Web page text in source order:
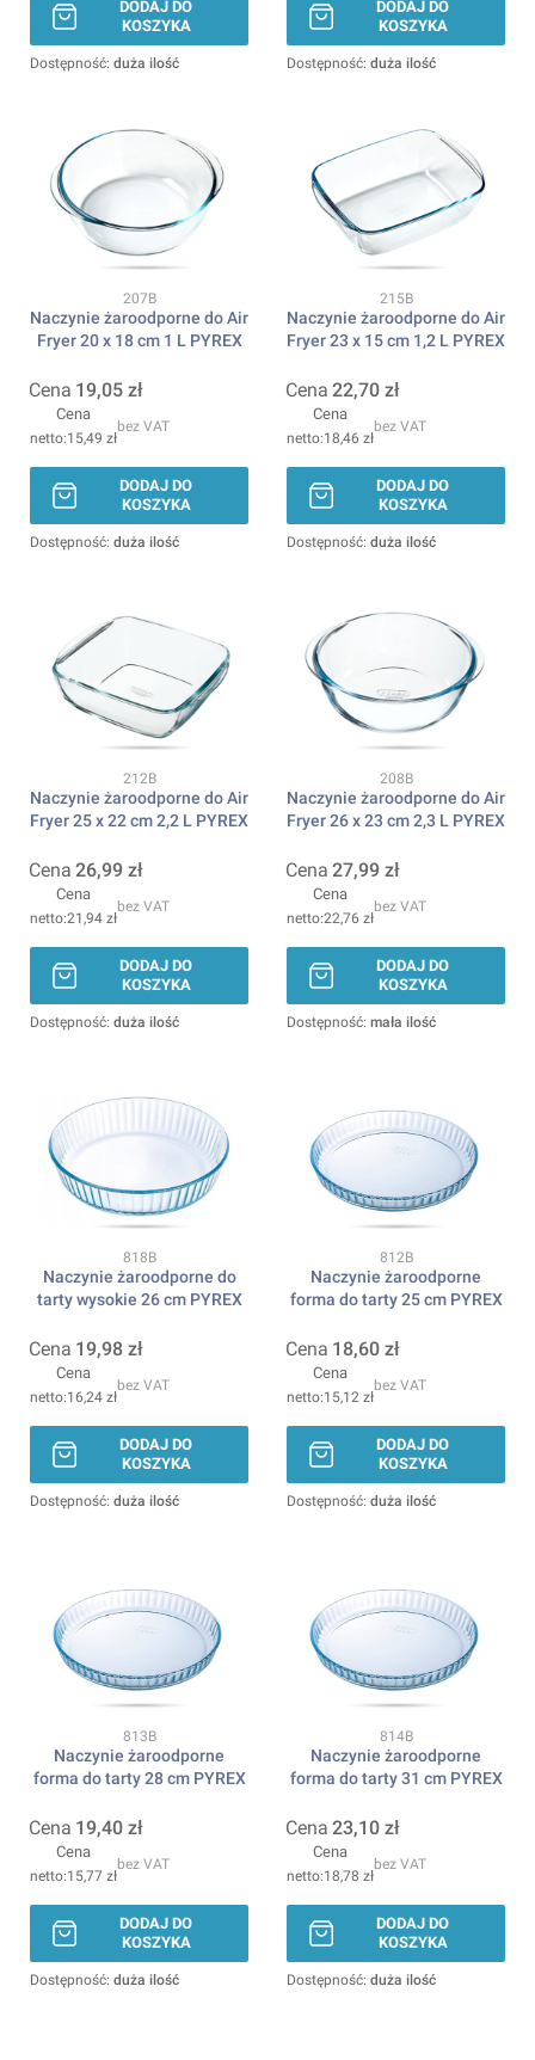
DODAJ DO
KOSZYKA
Dostępność: duża ilość
DODAJ DO
KOSZYKA
Dostępność: duża ilość
Kod produktu
207B
Naczynie żaroodporne do Air
Fryer 20 x 18 cm 1 L PYREX
Cena 19,05 zł
Cena
15,49 zł
bez VAT
DODAJ DO
KOSZYKA
Dostępność: duża ilość
Kod produktu
215B
Naczynie żaroodporne do Air
Fryer 23 x 15 cm 1,2 L PYREX
Cena 22,70 zł
Cena
18,46 zł
bez VAT
DODAJ DO
KOSZYKA
Dostępność: duża ilość
Kod produktu
212B
Naczynie żaroodporne do Air
Fryer 25 x 22 cm 2,2 L PYREX
Cena 26,99 zł
Cena
21,94 zł
bez VAT
DODAJ DO
KOSZYKA
Dostępność: duża ilość
Kod produktu
208B
Naczynie żaroodporne do Air
Fryer 26 x 23 cm 2,3 L PYREX
Cena 27,99 zł
Cena
22,76 zł
bez VAT
DODAJ DO
KOSZYKA
Dostępność: mała ilość
Kod produktu
818B
Naczynie żaroodporne do
tarty wysokie 26 cm PYREX
Cena 19,98 zł
Cena
16,24 zł
bez VAT
DODAJ DO
KOSZYKA
Dostępność: duża ilość
Kod produktu
812B
Naczynie żaroodporne
forma do tarty 25 cm PYREX
Cena 18,60 zł
Cena
15,12 zł
bez VAT
DODAJ DO
KOSZYKA
Dostępność: duża ilość
Kod produktu
813B
Naczynie żaroodporne
forma do tarty 28 cm PYREX
Cena 19,40 zł
Cena
15,77 zł
bez VAT
DODAJ DO
KOSZYKA
Dostępność: duża ilość
Kod produktu
814B
Naczynie żaroodporne
forma do tarty 31 cm PYREX
Cena 23,10 zł
Cena
18,78 zł
bez VAT
DODAJ DO
KOSZYKA
Dostępność: duża ilość